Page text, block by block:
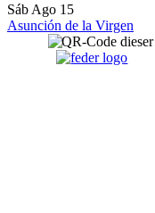
Sáb Ago 15
Asunción de la Virgen